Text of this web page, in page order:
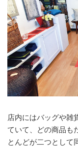
店内にはバッグや雑
ていて、どの商品も
とんどが二つとして